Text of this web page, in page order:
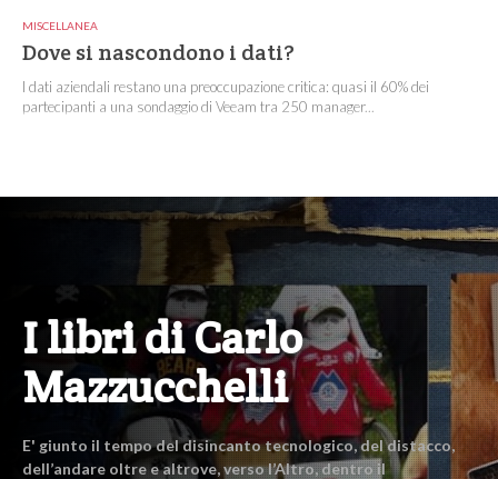
MISCELLANEA
Dove si nascondono i dati?
I dati aziendali restano una preoccupazione critica: quasi il 60% dei
partecipanti a una sondaggio di Veeam tra 250 manager...
I libri di Carlo
Mazzucchelli
E' giunto il tempo del disincanto tecnologico, del distacco,
dell’andare oltre e altrove, verso l’Altro, dentro il